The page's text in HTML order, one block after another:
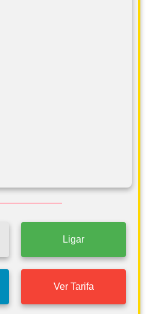
Ligar
Ver Tarifa